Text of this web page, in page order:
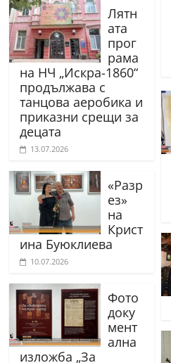
Лятн
ата
прог
рама
на НЧ „Искра-1860“
продължава с
танцова аеробика и
приказни срещи за
децата
13.07.2026
«Разр
ез»
на
Крист
ина Буюклиева
10.07.2026
Фото
доку
мент
ална
изложба „За